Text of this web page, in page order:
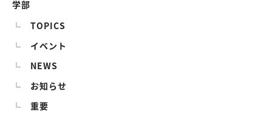
学部
TOPICS
イベント
NEWS
お知らせ
重要